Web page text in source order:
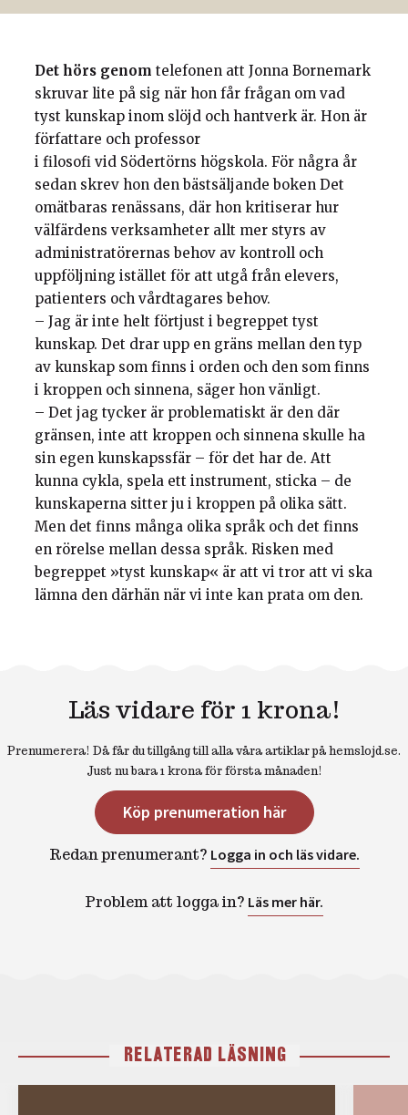
Det hörs genom telefonen att Jonna Bornemark
skruvar lite på sig när hon får frågan om vad
tyst kunskap inom slöjd och hantverk är. Hon är
författare och professor
i filosofi vid Södertörns högskola. För några år
sedan skrev hon den bästsäljande boken Det
omätbaras renässans, där hon kritiserar hur
välfärdens verksamheter allt mer styrs av
administratörernas behov av kontroll och
uppföljning istället för att utgå från elevers,
patienters och vårdtagares behov.
– Jag är inte helt förtjust i begreppet tyst
kunskap. Det drar upp en gräns mellan den typ
av kunskap som finns i orden och den som finns
i kroppen och sinnena, säger hon vänligt.
– Det jag tycker är problematiskt är den där
gränsen, inte att kroppen och sinnena skulle ha
sin egen kunskapssfär – för det har de. Att
kunna cykla, spela ett instrument, sticka – de
kunskaperna sitter ju i kroppen på olika sätt.
Men det finns många olika språk och det finns
en rörelse mellan dessa språk. Risken med
begreppet »tyst kunskap« är att vi tror att vi ska
lämna den därhän när vi inte kan prata om den.
Läs vidare för 1 krona!
Prenumerera! Då får du tillgång till alla våra artiklar på hemslojd.se.
Just nu bara 1 krona för första månaden!
Köp prenumeration här
Redan prenumerant? Logga in och läs vidare.
Problem att logga in? Läs mer här.
RELATERAD LÄSNING